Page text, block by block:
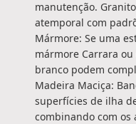
manutenção.
atemporal com
Mármore: Se uma
mármore Carrara
branco podem
Madeira Maciça:
superfícies de ilha
combinando com os